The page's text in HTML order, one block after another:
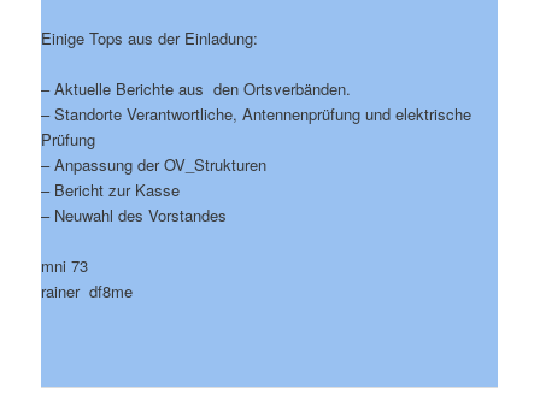
Einige Tops aus der Einladung:
– Aktuelle Berichte aus den Ortsverbänden.
– Standorte Verantwortliche, Antennenprüfung und elektrische
Prüfung
– Anpassung der OV_Strukturen
– Bericht zur Kasse
– Neuwahl des Vorstandes
mni 73
rainer df8me